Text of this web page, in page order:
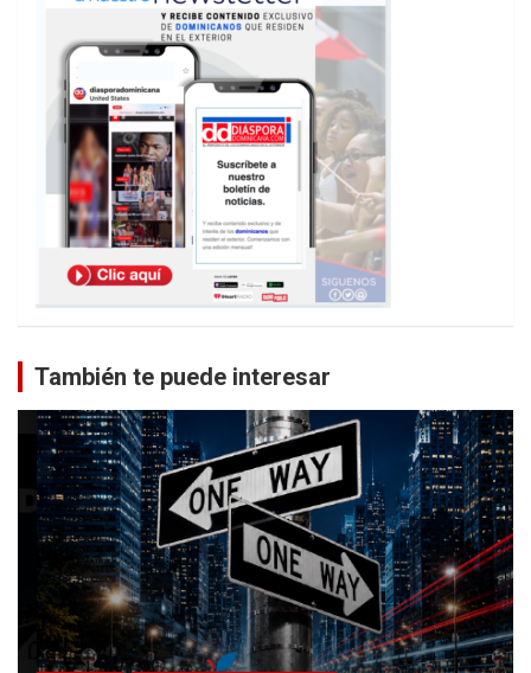
También te puede interesar